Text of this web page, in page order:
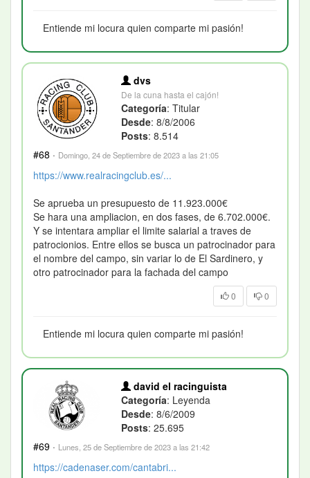
Entiende mi locura quien comparte mi pasión!
dvs
De la cuna hasta el cajón!
Categoría: Titular
Desde: 8/8/2006
Posts: 8.514
#68 · Domingo, 24 de Septiembre de 2023 a las 21:05
https://www.realracingclub.es/...
Se aprueba un presupuesto de 11.923.000€
Se hara una ampliacion, en dos fases, de 6.702.000€.
Y se intentara ampliar el limite salarial a traves de
patrocionios. Entre ellos se busca un patrocinador para
el nombre del campo, sin variar lo de El Sardinero, y
otro patrocinador para la fachada del campo
0 0
Entiende mi locura quien comparte mi pasión!
david el racinguista
Categoría: Leyenda
Desde: 8/6/2009
Posts: 25.695
#69 · Lunes, 25 de Septiembre de 2023 a las 21:42
https://cadenaser.com/cantabri...